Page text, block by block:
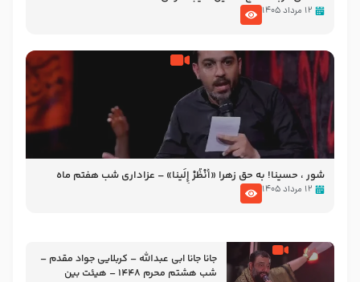
۱۲ مرداد ۱۴۰۵
شور ، حسینا! به‌ حق زهرا «أُنْظُرْ إِلَینا» – عزاداری شب هفتم ماه
محرّم 1405
۱۲ مرداد ۱۴۰۵
جانا جانا ابی عبدالله – کربلایی جواد مقدم –
شب هشتم محرم 1448 – هیئت بین